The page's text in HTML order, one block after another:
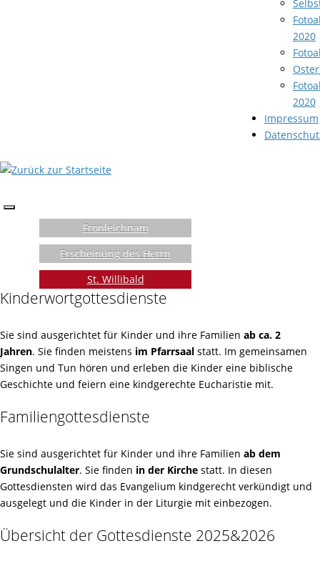
2020
2020
Impressum
Fronleichnam
Erscheinung des Herrn
St. Willibald
Kinderwortgottesdienste
Sie sind ausgerichtet für Kinder und ihre Familien ab ca. 2
Jahren. Sie finden meistens im Pfarrsaal statt. Im gemeinsamen
Singen und Tun hören und erleben die Kinder eine biblische
Geschichte und feiern eine kindgerechte Eucharistie mit.
Familiengottesdienste
Sie sind ausgerichtet für Kinder und ihre Familien ab dem
Grundschulalter. Sie finden in der Kirche statt. In diesen
Gottesdiensten wird das Evangelium kindgerecht verkündigt und
ausgelegt und die Kinder in der Liturgie mit einbezogen.
Übersicht der Gottesdienste 2025&2026